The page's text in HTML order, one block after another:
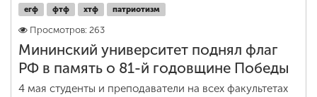
егф фтф хтф патриотизм
Просмотров: 263
Мининский университет поднял флаг
РФ в память о 81-й годовщине Победы
4 мая студенты и преподаватели на всех факультетах